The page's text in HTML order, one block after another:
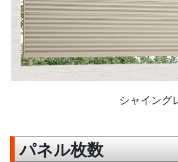
シャイング
パネル枚数